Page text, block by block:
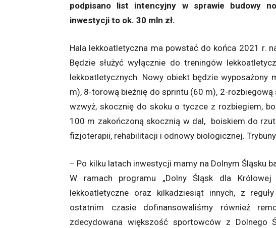
podpisano list intencyjny w sprawie budowy
inwestycji to ok. 30 mln zł.
Hala lekkoatletyczna ma powstać do końca 2021 r.
Będzie służyć wyłącznie do treningów
lekkoatletycznych. Nowy obiekt będzie wyposażony
m), 8-torową bieżnię do sprintu (60 m), 2-
wzwyż, skocznię do skoku o tyczce z rozbiegiem,
100 m zakończoną skocznią w dal, boiskiem do
fizjoterapii, rehabilitacji i odnowy biologicznej.
− Po kilku latach inwestycji mamy na Dolnym Śląsku
W ramach programu „Dolny Śląsk dla
lekkoatletyczne oraz kilkadziesiąt innych, z
ostatnim czasie dofinansowaliśmy również
zdecydowana większość sportowców z Dolnego